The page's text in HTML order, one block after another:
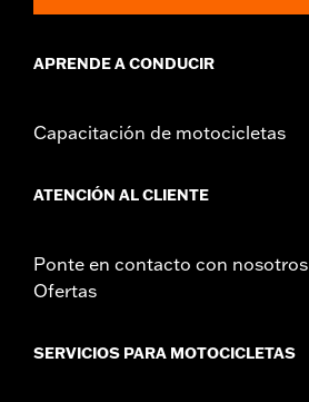
APRENDE A CONDUCIR
Capacitación de motocicletas
ATENCIÓN AL CLIENTE
Ponte en contacto con nosotros
Ofertas
SERVICIOS PARA MOTOCICLETAS